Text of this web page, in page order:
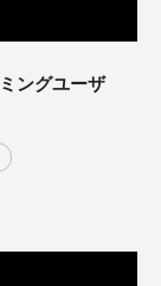
ングユーザ
）」PR動画